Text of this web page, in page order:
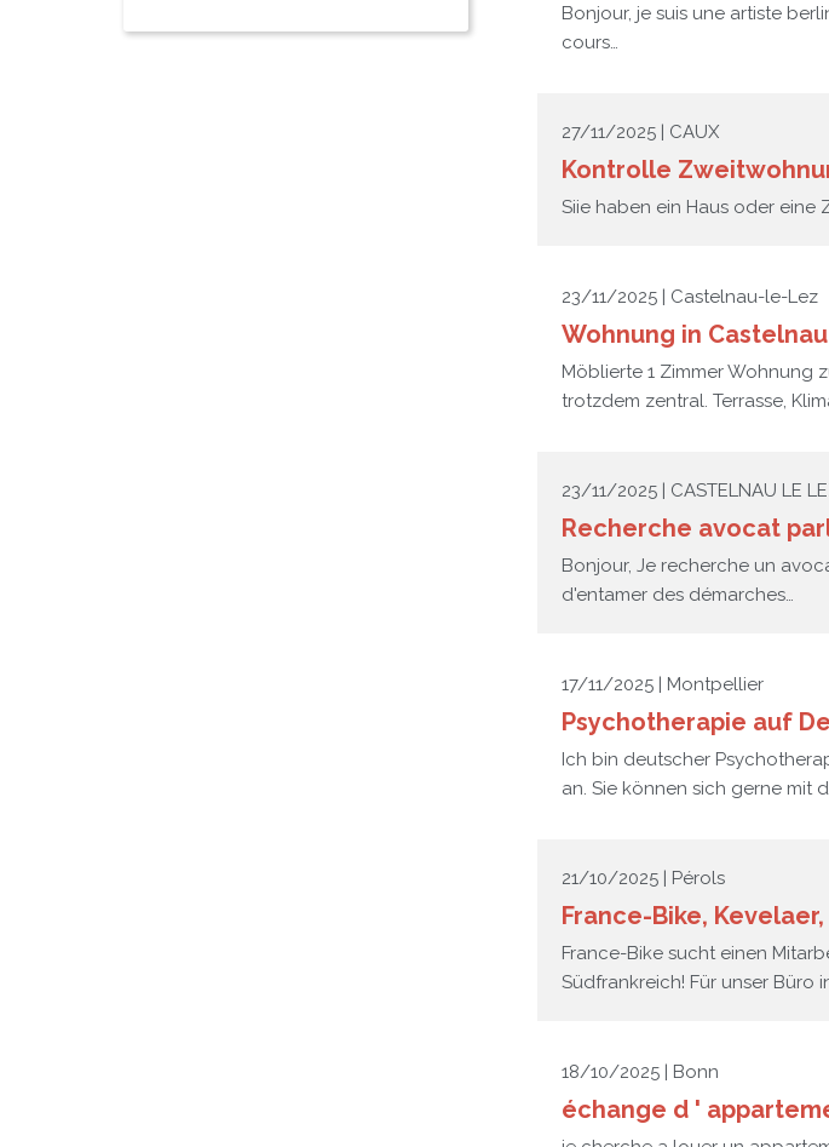
Bonjour, je suis une artiste
cours…
27/11/2025 | CAUX
Kontrolle
Siie haben ein Haus oder eine
23/11/2025 | Castelnau-le-Lez
Wohnung in
Möblierte 1 Zimmer Wohnung
trotzdem zentral. Terrasse,
23/11/2025 | CASTELNAU LE
Recherche avocat
Bonjour, Je recherche un
d'entamer des démarches…
17/11/2025 | Montpellier
Psychotherapie auf
Ich bin deutscher
an. Sie können sich gerne mit
21/10/2025 | Pérols
France-Bike,
France-Bike sucht einen
Südfrankreich! Für unser Büro
18/10/2025 | Bonn
échange d '